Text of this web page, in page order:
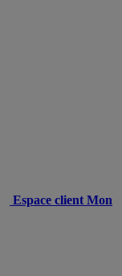
Espace client Mon